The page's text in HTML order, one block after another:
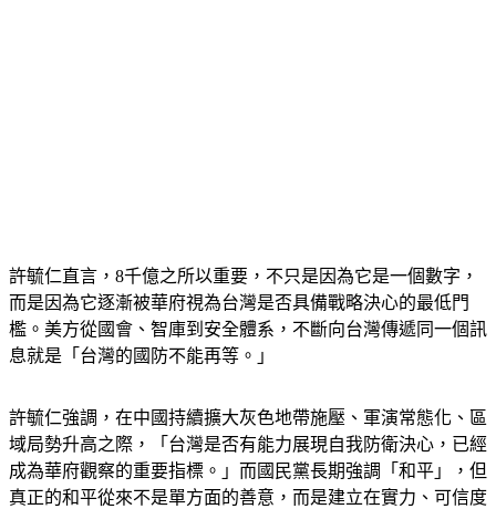
許毓仁直言，8千億之所以重要，不只是因為它是一個數字，
而是因為它逐漸被華府視為台灣是否具備戰略決心的最低門
檻。美方從國會、智庫到安全體系，不斷向台灣傳遞同一個訊
許毓仁強調，在中國持續擴大灰色地帶施壓、軍演常態化、區
域局勢升高之際，「台灣是否有能力展現自我防衛決心，已經
成為華府觀察的重要指標。」而國民黨長期強調「和平」，但